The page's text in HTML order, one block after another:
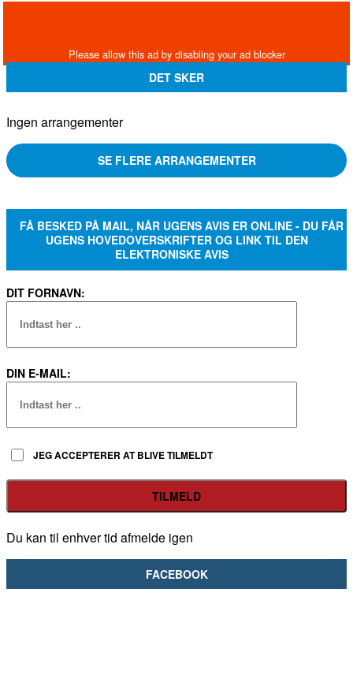
DET SKER
Ingen arrangementer
SE FLERE ARRANGEMENTER
FÅ BESKED PÅ MAIL, NÅR UGENS AVIS ER ONLINE - DU FÅR
UGENS HOVEDOVERSKRIFTER OG LINK TIL DEN
ELEKTRONISKE AVIS
DIT FORNAVN:
DIN E-MAIL:
JEG ACCEPTERER AT BLIVE TILMELDT
Du kan til enhver tid afmelde igen
FACEBOOK